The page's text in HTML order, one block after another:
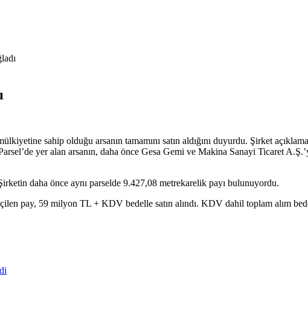
sahip olduğu arsanın tamamını satın aldığını duyurdu. Şirket
yer alan arsanın, daha önce Gesa Gemi ve Makina Sanayi Ticaret
daha önce aynı parselde 9.427,08 metrekarelik payı bulunuyordu.
pay, 59 milyon TL + KDV bedelle satın alındı. KDV dahil toplam alım